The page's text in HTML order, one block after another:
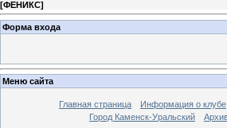
[ФЕНИКС]
Форма входа
Меню сайта
Главная страница Информация о клубе
Город Каменск-Уральский